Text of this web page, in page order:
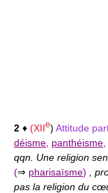
2 ♦ (XIIe) Attitude
déisme panthéisme
qqn. Une religion
(⇒ pharisaïsme) ,
pas la religion du